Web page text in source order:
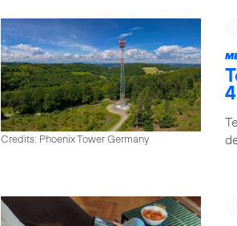
Credits: Phoenix Tower Germany